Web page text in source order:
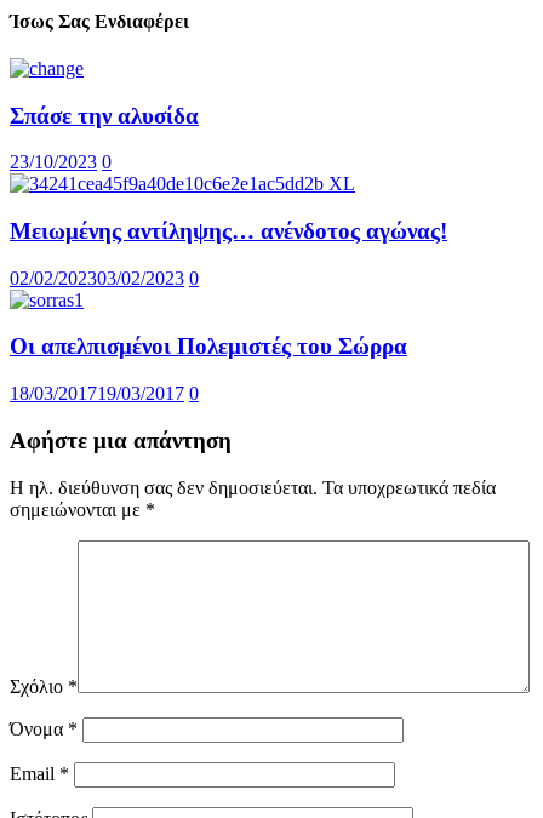
Ίσως Σας Ενδιαφέρει
Σπάσε την αλυσίδα
23/10/2023 0
Μειωμένης αντίληψης… ανένδοτος αγώνας!
02/02/202303/02/2023 0
Οι απελπισμένοι Πολεμιστές του Σώρρα
18/03/201719/03/2017 0
Αφήστε μια απάντηση
Η ηλ. διεύθυνση σας δεν δημοσιεύεται. Τα υποχρεωτικά πεδία
σημειώνονται με *
Σχόλιο *
Όνομα *
Email *